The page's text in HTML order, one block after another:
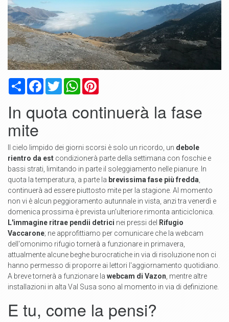
CondividiFacebook
TwitterWhatsApp
In quota continuerà la fase
mite
Il cielo limpido dei giorni scorsi è solo un ricordo, un debole
rientro da est condizionerà parte della settimana con foschie e
bassi strati, limitando in parte il soleggiamento nelle pianure. In
quota la temperatura, a parte la brevissima fase più fredda
continuerà ad essere piuttosto mite per la stagione. Al momento
non vi è alcun peggioramento autunnale in vista, anzi tra venerdì e
domenica prossima è prevista un'ulteriore rimonta anticiclonica.
L'immagine ritrae pendii detrici nei pressi del Rifugio
Vaccarone; ne approfittiamo per comunicare che la webcam
dell'omonimo rifugio tornerà a funzionare in primavera,
attualmente alcune beghe burocratiche in via di risoluzione non ci
hanno permesso di proporre ai lettori l'aggiornamento quotidiano.
A breve tornerà a funzionare la webcam di Vazon , mentre altre
installazioni in alta Val Susa sono al momento in via di definizione.
E tu, come la pensi?